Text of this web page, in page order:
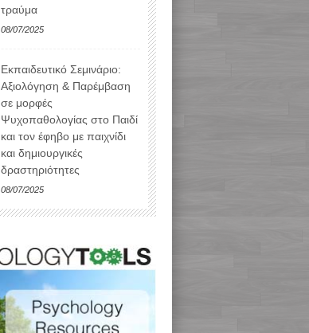
τραύμα
08/07/2025
Εκπαιδευτικό Σεμινάριο:
Αξιολόγηση & Παρέμβαση
σε μορφές
Ψυχοπαθολογίας στο Παιδί
και τον έφηβο με παιχνίδι
και δημιουργικές
δραστηριότητες
08/07/2025